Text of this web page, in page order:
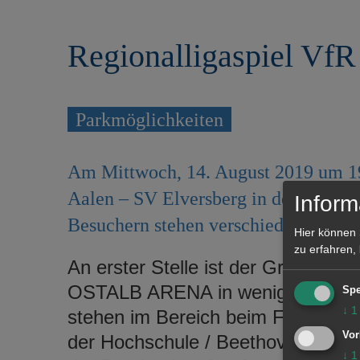
Regionalligaspiel
Parkmöglichkeiten
Am Mittwoch, 14. August 2019 um
Aalen – SV Elversberg in der
Besuchern stehen verschiedene
An erster Stelle ist der Greutplatz
OSTALB ARENA in wenigen
stehen im Bereich beim Freibad
der Hochschule /
Hier können
zu erfahren,
↓ 1
↓ 1